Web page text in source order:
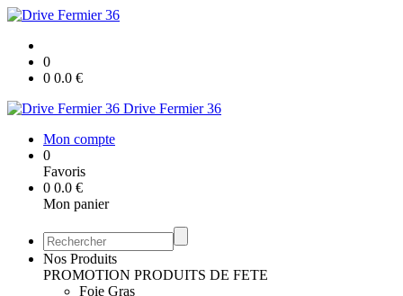
0
0 0.0 €
Drive Fermier 36
Mon compte
0
Favoris
0 0.0 €
Mon panier
Nos Produits
PROMOTION PRODUITS DE FETE
Foie Gras